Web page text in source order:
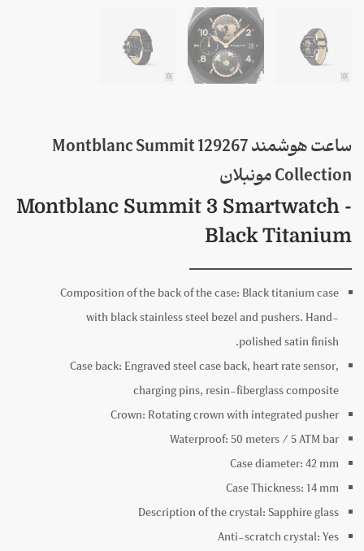
ساعت هوشمند 129267 Montblanc Summit
Collection مونبلان
Montblanc Summit 3 Smartwatch -
Black Titanium
Composition of the back of the case: Black titanium case
with black stainless steel bezel and pushers. Hand-
polished satin finish.
Case back: Engraved steel case back, heart rate sensor,
charging pins, resin-fiberglass composite
Crown: Rotating crown with integrated pusher
Waterproof:50 meters / 5 ATM bar
Case diameter:42mm
Case Thickness:14mm
Description of the crystal:Sapphire glass
Anti-scratch crystal:Yes